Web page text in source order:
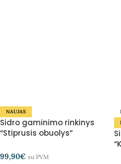
NAUJAS
Sidro gaminimo rinkinys
“Stiprusis obuolys”
99,90€ su PVM